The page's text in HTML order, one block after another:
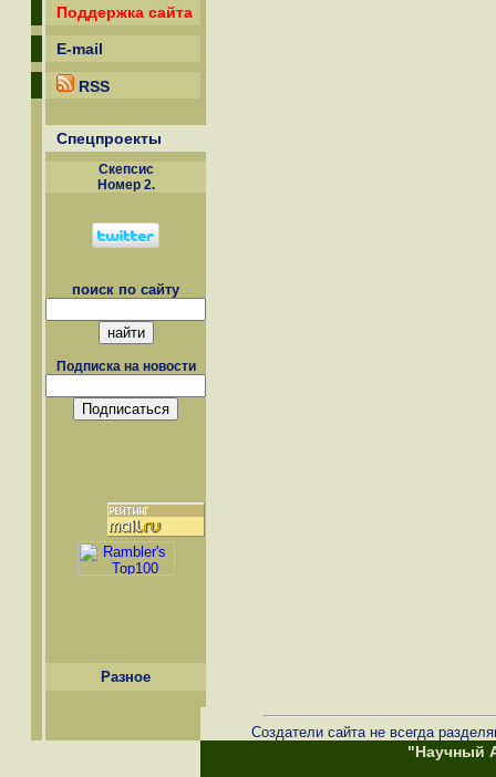
Поддержка сайта
E-mail
RSS
Спецпроекты
Скепсиc
Номер 2.
поиск по сайту
Подписка на новости
Разное
Создатели сайта не всегда
"Научный